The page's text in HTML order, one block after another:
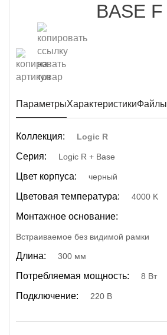
BASE F
ПараметрыХарактеристикиФайлы
Коллекция: Logic R
Серия: Logic R + Base
Цвет корпуса: черный
Цветовая температура: 4000 K
Монтажное основание:
Встраиваемое без видимой рамки
Длина: 300 мм
Потребляемая мощность: 8 Вт
Подключение: 220 В